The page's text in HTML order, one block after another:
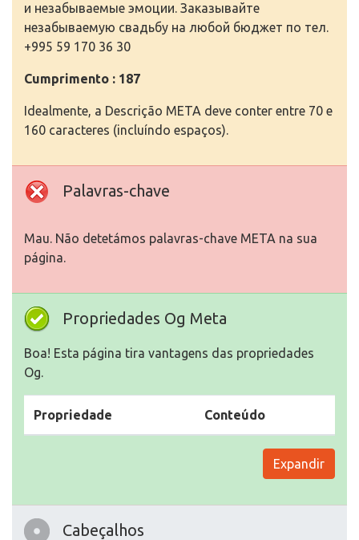
и незабываемые эмоции. Заказывайте
незабываемую свадьбу на любой бюджет по тел.
+995 59 170 36 30
Cumprimento : 187
Idealmente, a Descrição META deve conter entre 70 e
160 caracteres (incluíndo espaços).
Palavras-chave
Mau. Não detetámos palavras-chave META na sua
página.
Propriedades Og Meta
Boa! Esta página tira vantagens das propriedades
Og.
Propriedade Conteúdo
Expandir
Cabeçalhos